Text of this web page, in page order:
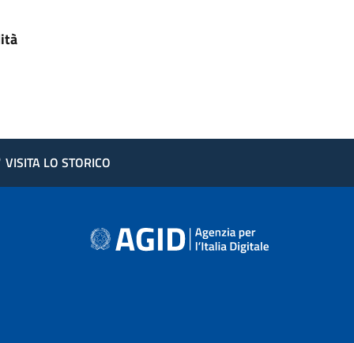
VISITA LO STORICO